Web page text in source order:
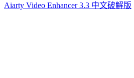
Aiarty Video Enhancer 3.3 中文破解版